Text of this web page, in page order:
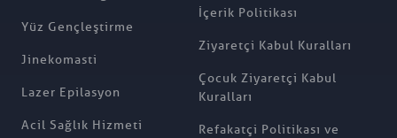
Yüz Gençleştirme
Jinekomasti
Lazer Epilasyon
Acil Sağlık Hizmeti
İçerik Politikası
Ziyaretçi Kabul Kuralları
Çocuk Ziyaretçi Kabul
Kuralları
Refakatçi Politikası ve